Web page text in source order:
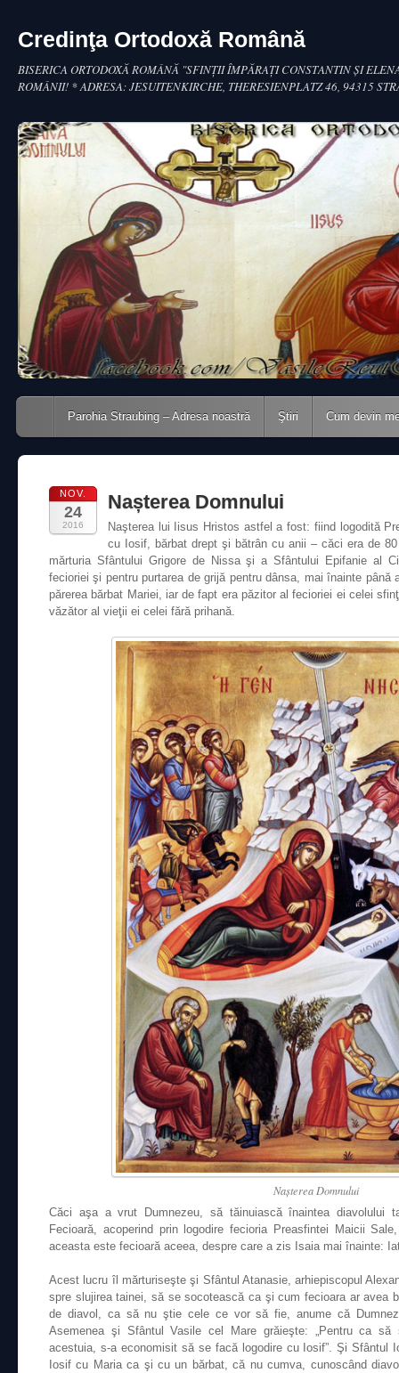
Credinţa Ortodoxă Română
BISERICA ORTODOXĂ ROMÂNĂ "SFINŢII ÎMPĂRAŢI CONSTANTIN ŞI
ROMÂNII! * ADRESA: JESUITENKIRCHE, THERESIENPLATZ 46, 94315
Main menu
Skip to content
Parohia Straubing – Adresa noastră Ştiri Cum devin
NOV.
24
2016
Nașterea Domnului
Naşterea lui Iisus Hristos astfel a fost: fiind logodită
cu Iosif, bărbat drept şi bătrân cu anii – căci era de
mărturia Sfântului Grigore de Nissa şi a Sfântului Epifanie al
fecioriei şi pentru purtarea de grijă pentru dânsa, mai înainte
părerea bărbat Mariei, iar de fapt era păzitor al fecioriei ei celei
văzător al vieţii ei celei fără prihană.
Naşterea Domnului
Căci aşa a vrut Dumnezeu, să tăinuiască înaintea diavolului
Fecioară, acoperind prin logodire fecioria Preasfintei Maicii
aceasta este fecioară aceea, despre care a zis Isaia mai înainte:
Acest lucru îl mărturiseşte şi Sfântul Atanasie, arhiepiscopul
spre slujirea tainei, să se socotească ca şi cum fecioara ar avea
de diavol, ca să nu ştie cele ce vor să fie, anume că
Asemenea şi Sfântul Vasile cel Mare grăieşte: „Pentru ca să
acestuia, s-a economisit să se facă logodire cu Iosif”. Şi Sfântul
Iosif cu Maria ca şi cu un bărbat, că nu cumva, cunoscând